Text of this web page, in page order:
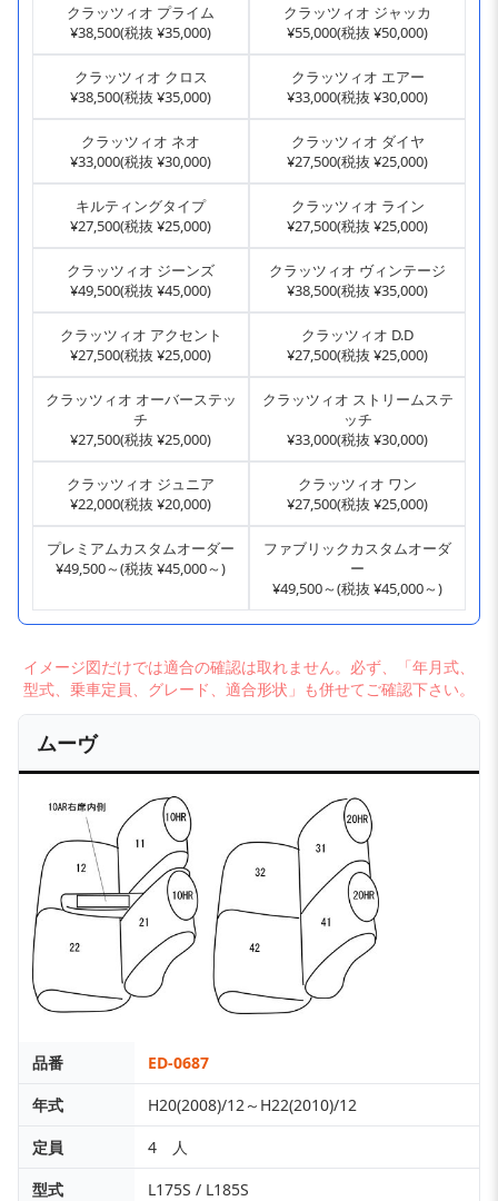
クラッツィオ プライム
¥38,500(税抜 ¥35,000)
クラッツィオ ジャッカ
¥55,000(税抜 ¥50,000)
クラッツィオ クロス
¥38,500(税抜 ¥35,000)
クラッツィオ エアー
¥33,000(税抜 ¥30,000)
クラッツィオ ネオ
¥33,000(税抜 ¥30,000)
クラッツィオ ダイヤ
¥27,500(税抜 ¥25,000)
キルティングタイプ
¥27,500(税抜 ¥25,000)
クラッツィオ ライン
¥27,500(税抜 ¥25,000)
クラッツィオ ジーンズ
¥49,500(税抜 ¥45,000)
クラッツィオ ヴィンテージ
¥38,500(税抜 ¥35,000)
クラッツィオ アクセント
¥27,500(税抜 ¥25,000)
クラッツィオ D.D
¥27,500(税抜 ¥25,000)
クラッツィオ オーバーステッ
チ
¥27,500(税抜 ¥25,000)
クラッツィオ ストリームステ
ッチ
¥33,000(税抜 ¥30,000)
クラッツィオ ジュニア
¥22,000(税抜 ¥20,000)
クラッツィオ ワン
¥27,500(税抜 ¥25,000)
プレミアムカスタムオーダー
¥49,500～(税抜 ¥45,000～)
ファブリックカスタムオーダ
ー
¥49,500～(税抜 ¥45,000～)
イメージ図だけでは適合の確認は取れません。必ず、「年月式、
型式、乗車定員、グレード、適合形状」も併せてご確認下さい。
ムーヴ
品番
ED-0687
年式
H20(2008)/12～H22(2010)/12
定員
4 人
型式
L175S / L185S